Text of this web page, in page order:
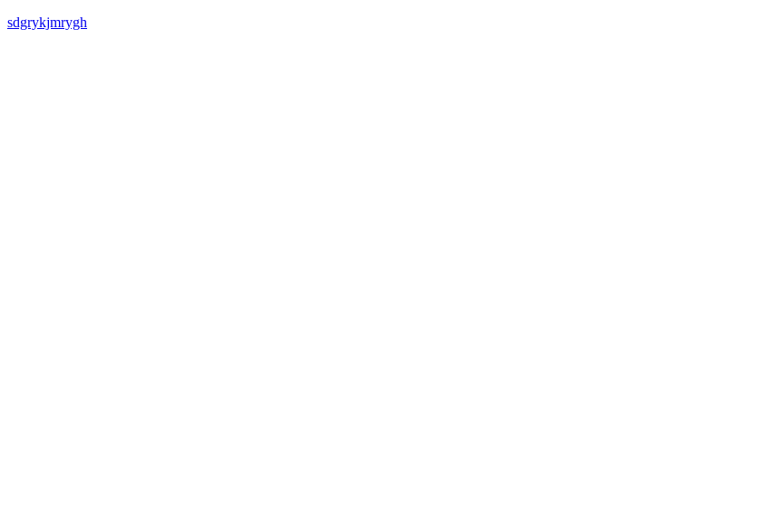
sdgrykjmrygh